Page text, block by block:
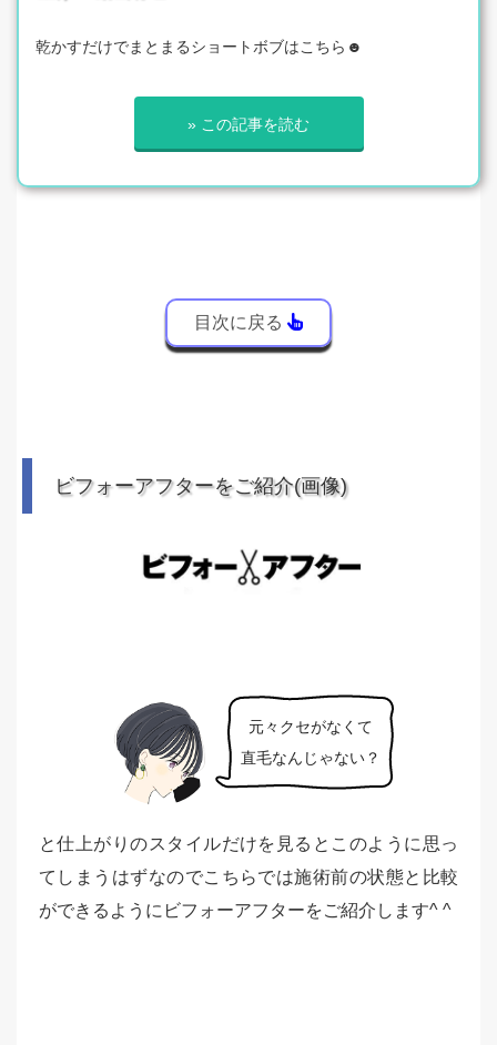
乾かすだけでまとまるショートボブはこちら☻
» この記事を読む
目次に戻る
ビフォーアフターをご紹介(画像)
元々クセがなくて
直毛なんじゃない？
と仕上がりのスタイルだけを見るとこのように思っ
てしまうはずなのでこちらでは施術前の状態と比較
ができるようにビフォーアフターをご紹介します^ ^